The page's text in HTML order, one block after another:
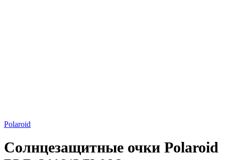
Polaroid
Солнцезащитные очки Polaroid